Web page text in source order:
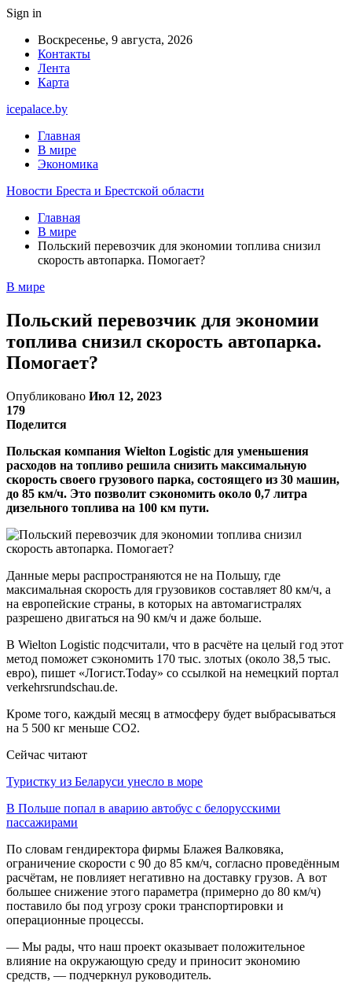
Sign in
Воскресенье, 9 августа, 2026
Контакты
Лента
Карта
icepalace.by
Главная
В мире
Экономика
Новости Бреста и Брестской области
Главная
В мире
Польский перевозчик для экономии топлива снизил
скорость автопарка. Помогает?
В мире
Польский перевозчик для экономии
топлива снизил скорость автопарка.
Помогает?
Опубликовано Июл 12, 2023
179
Поделится
Польская компания Wielton Logistic для уменьшения
расходов на топливо решила снизить максимальную
скорость своего грузового парка, состоящего из 30 машин,
до 85 км/ч. Это позволит сэкономить около 0,7 литра
дизельного топлива на 100 км пути.
Данные меры распространяются не на Польшу, где
максимальная скорость для грузовиков составляет 80 км/ч, а
на европейские страны, в которых на автомагистралях
разрешено двигаться на 90 км/ч и даже больше.
В Wielton Logistic подсчитали, что в расчёте на целый год этот
метод поможет сэкономить 170 тыс. злотых (около 38,5 тыс.
евро), пишет «Логист.Today» со ссылкой на немецкий портал
verkehrsrundschau.de.
Кроме того, каждый месяц в атмосферу будет выбрасываться
на 5 500 кг меньше CO2.
Сейчас читают
Туристку из Беларуси унесло в море
В Польше попал в аварию автобус с белорусскими
пассажирами
По словам гендиректора фирмы Блажея Валковяка,
ограничение скорости с 90 до 85 км/ч, согласно проведённым
расчётам, не повлияет негативно на доставку грузов. А вот
большее снижение этого параметра (примерно до 80 км/ч)
поставило бы под угрозу сроки транспортировки и
операционные процессы.
— Мы рады, что наш проект оказывает положительное
влияние на окружающую среду и приносит экономию
средств, — подчеркнул руководитель.